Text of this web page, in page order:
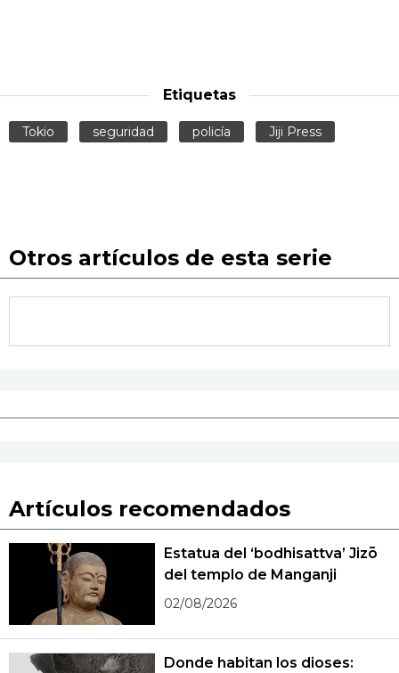
Etiquetas
Tokio seguridad policía Jiji Press
Otros artículos de esta serie
Artículos recomendados
Estatua del ‘bodhisattva’ Jizō
del templo de Manganji
02/08/2026
Donde habitan los dioses: